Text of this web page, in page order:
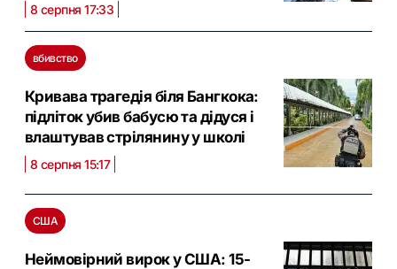
8 серпня 17:33
вбивство
Кривава трагедія біля Бангкока:
підліток убив бабусю та дідуся і
влаштував стрілянину у школі
8 серпня 15:17
США
Неймовірний вирок у США: 15-